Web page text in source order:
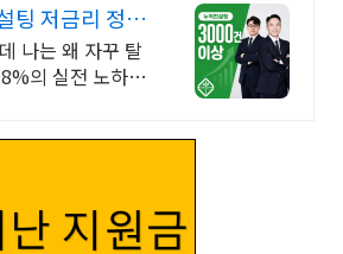
팅 저금리 정책
나는 왜 자꾸 탈
의 실전 노하우